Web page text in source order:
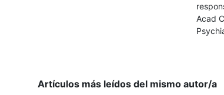
Acad
Artículos más leídos del mismo autor/a